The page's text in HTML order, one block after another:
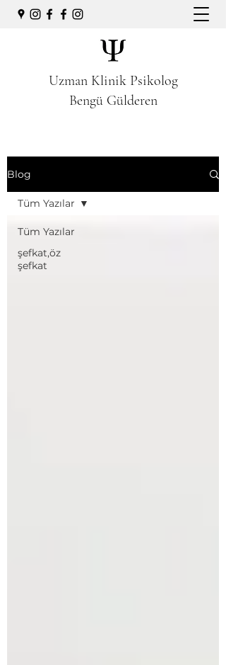
Uzman Klinik Psikolog
Bengü Gülderen
Blog
Tüm Yazılar
şefkat,öz
şefkat
Tüm Yazılar